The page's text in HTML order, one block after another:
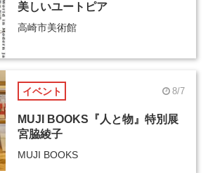
美しいユートピア
高崎市美術館
イベント 8/7
MUJI BOOKS『人と物』特別展
宮脇綾子
MUJI BOOKS